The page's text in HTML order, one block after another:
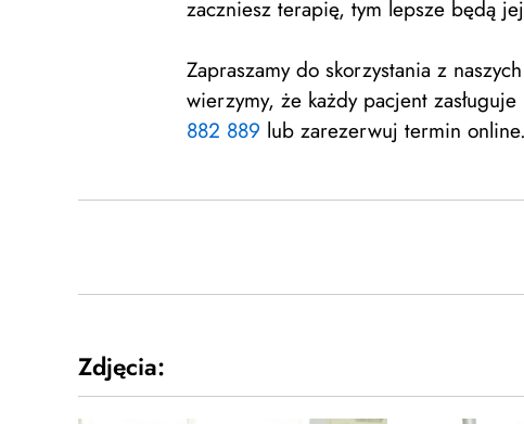
zaczniesz terapię, tym lepsze będą
Zapraszamy do skorzystania z
wierzymy, że każdy pacjent
882 889 lub zarezerwuj termin
Zdjęcia: